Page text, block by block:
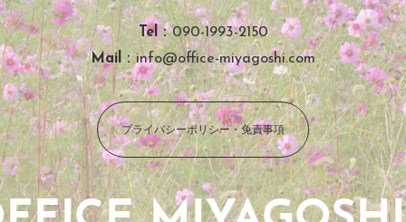
Tel ：090-1993-2150
Mail ：info@office-miyagoshi.com
プライバシーポリシー・免責事項